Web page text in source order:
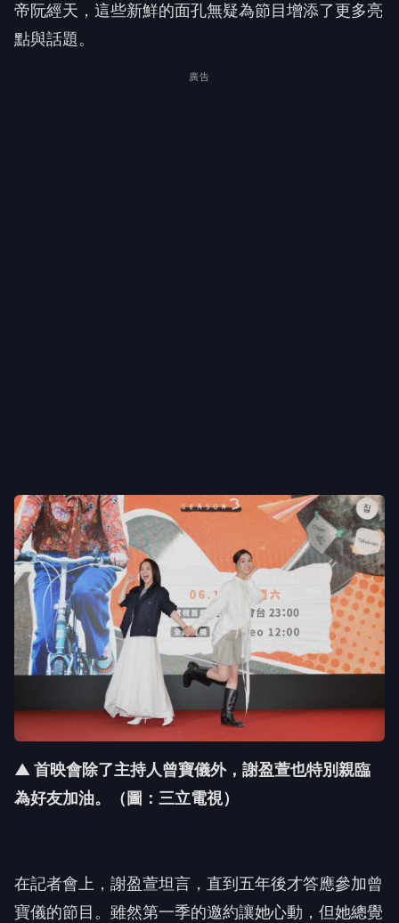
帝阮經天， 這些新鮮的面孔無疑為節目增添了更多亮
點與話題。
廣告
▲ 首映會除了主持人曾寶儀外，謝盈萱也特別親臨
為好友加油。（圖：三立電視）
在記者會上，謝盈萱坦言，直到五年後才答應參加曾
寶儀的節目。 雖然第一季的邀約讓她心動，但她總覺